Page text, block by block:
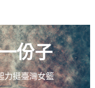
份子
力挺臺灣女籃